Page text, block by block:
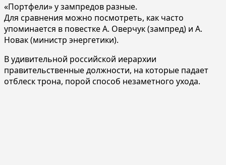
«Портфели» у зампредов разные.
Для сравнения можно посмотреть, как часто
упоминается в повестке А. Оверчук (зампред) и А.
Новак (министр энергетики).
В удивительной российской иерархии
правительственные должности, на которые падает
отблеск трона, порой способ незаметного ухода.